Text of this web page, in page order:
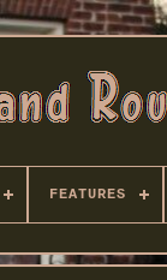
FEATURES